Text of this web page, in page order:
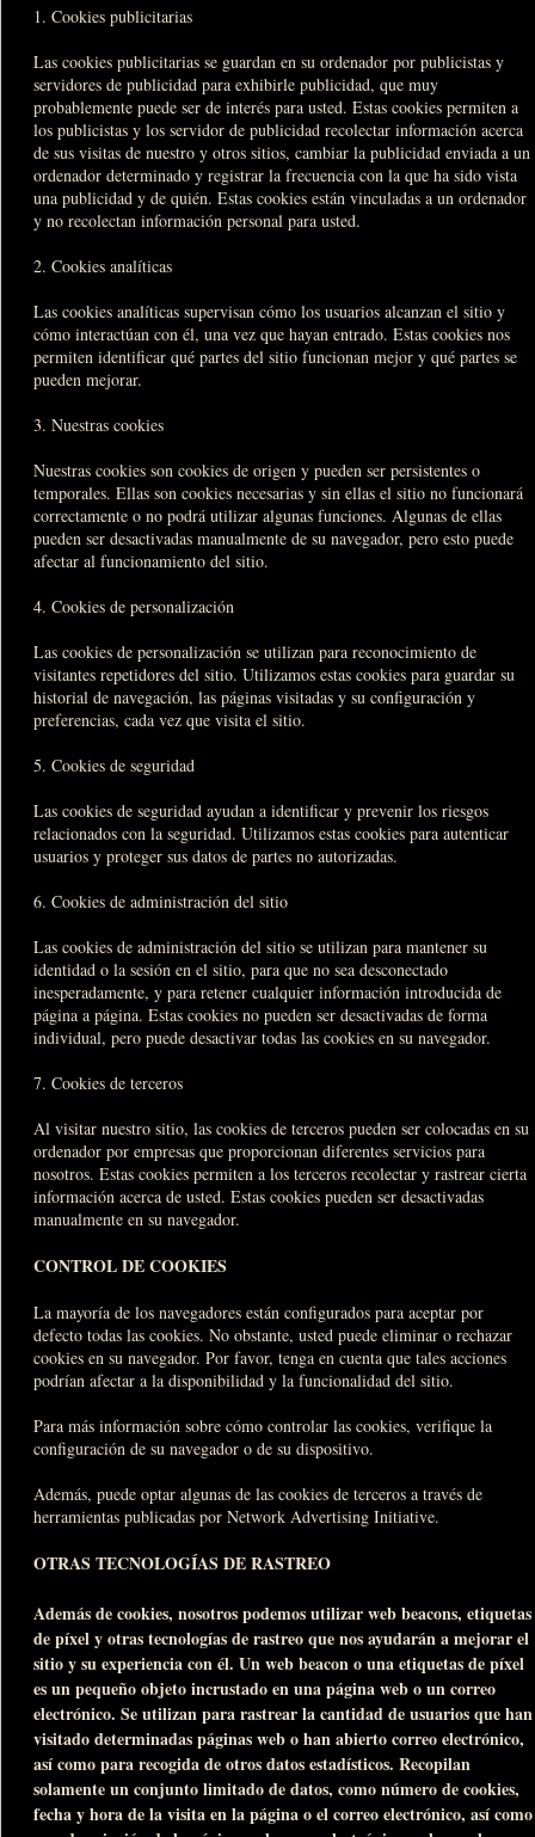
1. Cookies publicitarias
Las cookies publicitarias se guardan en su ordenador por publicistas y
servidores de publicidad para exhibirle publicidad, que muy
probablemente puede ser de interés para usted. Estas cookies permiten a
los publicistas y los servidor de publicidad recolectar información acerca
de sus visitas de nuestro y otros sitios, cambiar la publicidad enviada a un
ordenador determinado y registrar la frecuencia con la que ha sido vista
una publicidad y de quién. Estas cookies están vinculadas a un ordenador
y no recolectan información personal para usted.
2. Cookies analíticas
Las cookies analíticas supervisan cómo los usuarios alcanzan el sitio y
cómo interactúan con él, una vez que hayan entrado. Estas cookies nos
permiten identificar qué partes del sitio funcionan mejor y qué partes se
pueden mejorar.
3. Nuestras cookies
Nuestras cookies son cookies de origen y pueden ser persistentes o
temporales. Ellas son cookies necesarias y sin ellas el sitio no funcionará
correctamente o no podrá utilizar algunas funciones. Algunas de ellas
pueden ser desactivadas manualmente de su navegador, pero esto puede
afectar al funcionamiento del sitio.
4. Cookies de personalización
Las cookies de personalización se utilizan para reconocimiento de
visitantes repetidores del sitio. Utilizamos estas cookies para guardar su
historial de navegación, las páginas visitadas y su configuración y
preferencias, cada vez que visita el sitio.
5. Cookies de seguridad
Las cookies de seguridad ayudan a identificar y prevenir los riesgos
relacionados con la seguridad. Utilizamos estas cookies para autenticar
usuarios y proteger sus datos de partes no autorizadas.
6. Cookies de administración del sitio
Las cookies de administración del sitio se utilizan para mantener su
identidad o la sesión en el sitio, para que no sea desconectado
inesperadamente, y para retener cualquier información introducida de
página a página. Estas cookies no pueden ser desactivadas de forma
individual, pero puede desactivar todas las cookies en su navegador.
7. Cookies de terceros
Al visitar nuestro sitio, las cookies de terceros pueden ser colocadas en su
ordenador por empresas que proporcionan diferentes servicios para
nosotros. Estas cookies permiten a los terceros recolectar y rastrear cierta
información acerca de usted. Estas cookies pueden ser desactivadas
manualmente en su navegador.
CONTROL DE COOKIES
La mayoría de los navegadores están configurados para aceptar por
defecto todas las cookies. No obstante, usted puede eliminar o rechazar
cookies en su navegador. Por favor, tenga en cuenta que tales acciones
podrían afectar a la disponibilidad y la funcionalidad del sitio.
Para más información sobre cómo controlar las cookies, verifique la
configuración de su navegador o de su dispositivo.
Además, puede optar algunas de las cookies de terceros a través de
herramientas publicadas por Network Advertising Initiative.
OTRAS TECNOLOGÍAS DE RASTREO
Además de cookies, nosotros podemos utilizar web beacons, etiquetas
de píxel y otras tecnologías de rastreo que nos ayudarán a mejorar el
sitio y su experiencia con él. Un web beacon o una etiquetas de píxel
es un pequeño objeto incrustado en una página web o un correo
electrónico. Se utilizan para rastrear la cantidad de usuarios que han
visitado determinadas páginas web o han abierto correo electrónico,
así como para recogida de otros datos estadísticos. Recopilan
solamente un conjunto limitado de datos, como número de cookies,
fecha y hora de la visita en la página o el correo electrónico, así como